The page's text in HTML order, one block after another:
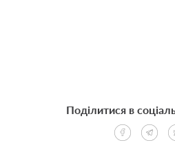
Поділитися в